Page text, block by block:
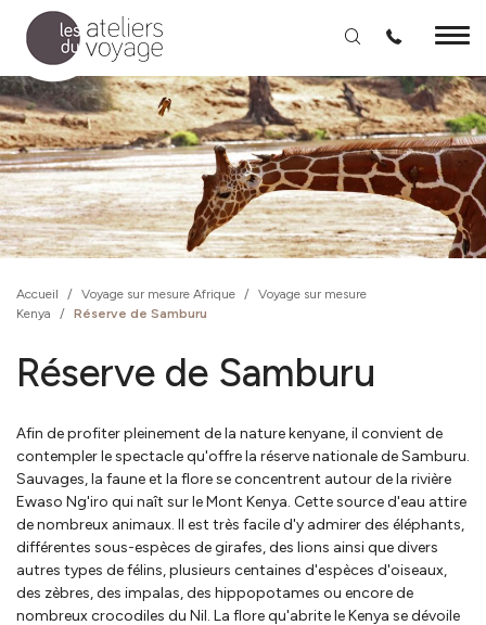
Aller au contenu principal
Accueil / Voyage sur mesure Afrique / Voyage sur mesure
Kenya
/ Réserve de Samburu
Réserve de Samburu
Afin de profiter pleinement de la nature kenyane, il convient de
contempler le spectacle qu'offre la réserve nationale de Samburu.
Sauvages, la faune et la flore se concentrent autour de la rivière
Ewaso Ng'iro qui naît sur le Mont Kenya. Cette source d'eau attire
de nombreux animaux. Il est très facile d'y admirer des éléphants,
différentes sous-espèces de girafes, des lions ainsi que divers
autres types de félins, plusieurs centaines d'espèces d'oiseaux,
des zèbres, des impalas, des hippopotames ou encore de
nombreux crocodiles du Nil. La flore qu'abrite le Kenya se dévoile